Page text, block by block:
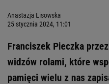
Anastazja Lisowska
25 stycznia 2024, 11:01
Franciszek Pieczka
widzów rolami, które
pamięci wielu z nas